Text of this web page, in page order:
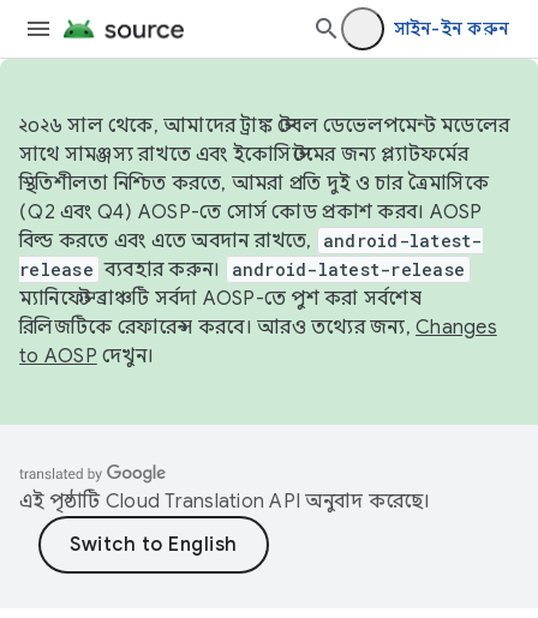
সাইন-ইন করুন
২০২৬ সাল থেকে, আমাদের ট্রাঙ্ক স্টেবল ডেভেলপমেন্ট মডেলের
সাথে সামঞ্জস্য রাখতে এবং ইকোসিস্টেমের জন্য প্ল্যাটফর্মের
স্থিতিশীলতা নিশ্চিত করতে, আমরা প্রতি দুই ও চার ত্রৈমাসিকে
(Q2 এবং Q4) AOSP-তে সোর্স কোড প্রকাশ করব। AOSP
বিল্ড করতে এবং এতে অবদান রাখতে,
android-latest-
release ব্যবহার করুন। android-latest-release
ম্যানিফেস্ট ব্রাঞ্চটি সর্বদা AOSP-তে পুশ করা সর্বশেষ
রিলিজটিকে রেফারেন্স করবে। আরও তথ্যের জন্য, Changes
to AOSP দেখুন।
এই পৃষ্ঠাটি Cloud Translation API অনুবাদ করেছে।